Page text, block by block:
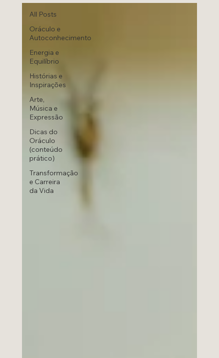
All Posts
Oráculo e
Autoconhecimento
Energia e
Equilíbrio
Histórias e
Inspirações
Arte,
Música e
Expressão
Dicas do
Oráculo
(conteúdo
prático)
Transformação
e Carreira
da Vida